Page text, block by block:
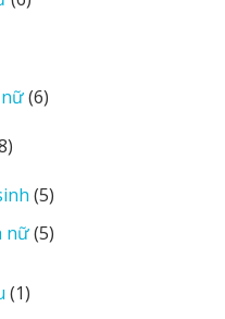
66
8
phẩm
55
sản
phẩm
nữ 55
11